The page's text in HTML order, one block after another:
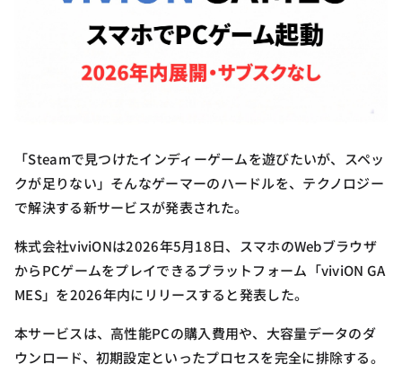
「Steamで見つけたインディーゲームを遊びたいが、スペッ
クが足りない」そんなゲーマーのハードルを、テクノロジー
で解決する新サービスが発表された。
株式会社viviONは2026年5月18日、スマホのWebブラウザ
からPCゲームをプレイできるプラットフォーム「viviON GA
MES」を2026年内にリリースすると発表した。
本サービスは、高性能PCの購入費用や、大容量データのダ
ウンロード、初期設定といったプロセスを完全に排除する。